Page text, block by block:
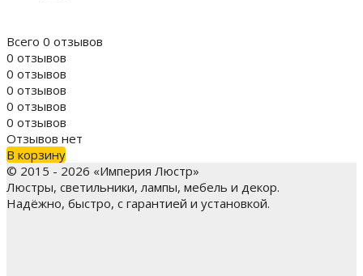
Всего 0 отзывов
0 отзывов
0 отзывов
0 отзывов
0 отзывов
0 отзывов
Отзывов нет
В корзину
© 2015 - 2026 «Империя Люстр»
Люстры, светильники, лампы, мебель и декор.
Надёжно, быстро, с гарантией и установкой.